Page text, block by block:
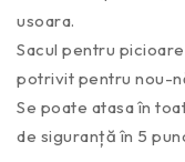
usoara.
Sacul pentru
potrivit pentru nou-
Se poate atasa în
de siguranță în 5